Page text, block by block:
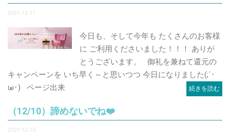
2021-12-11
今日も、そして今年も たくさんのお客様
に ご利用くださいました！！！ ありが
とうございます。 御礼を兼ねて還元の
キャンペーンを いち早く～と思いつつ 今日になりました(;´･
ω･) ページ出来
続きを読む
（12/10）諦めないでね❤️
2021-12-10